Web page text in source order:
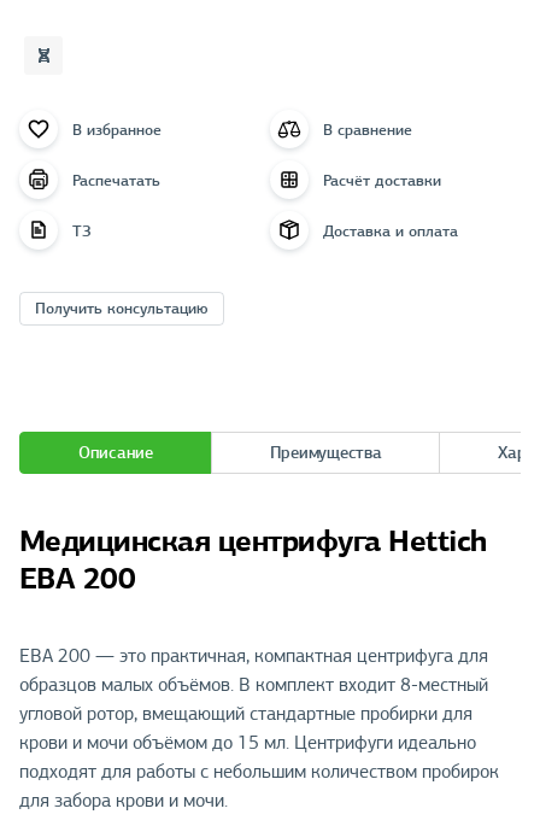
В избранное В сравнение
Распечатать Расчёт доставки
ТЗ Доставка и оплата
Получить консультацию
Описание Преимущества
Медицинская центрифуга Hettich
EBA 200
EBA 200 — это практичная, компактная центрифуга для
образцов малых объёмов. В комплект входит 8-местный
угловой ротор, вмещающий стандартные пробирки для
крови и мочи объёмом до 15 мл. Центрифуги идеально
подходят для работы с небольшим количеством пробирок
для забора крови и мочи.